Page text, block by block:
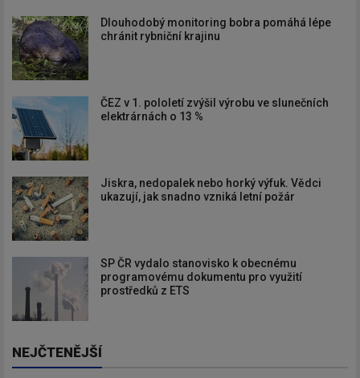
Dlouhodobý monitoring bobra pomáhá lépe
chránit rybniční krajinu
ČEZ v 1. pololetí zvýšil výrobu ve slunečních
elektrárnách o 13 %
Jiskra, nedopalek nebo horký výfuk. Vědci
ukazují, jak snadno vzniká letní požár
SP ČR vydalo stanovisko k obecnému
programovému dokumentu pro využití
prostředků z ETS
NEJČTENĚJŠÍ